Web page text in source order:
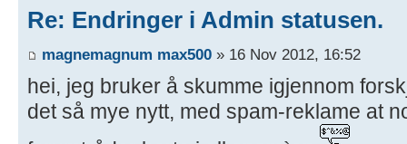
Re: Endringer i Admin statusen.
magnemagnum max500 » 16 Nov 2012, 16:52
hei, jeg bruker å skumme igjennom
det så mye nytt, med spam-reklame at